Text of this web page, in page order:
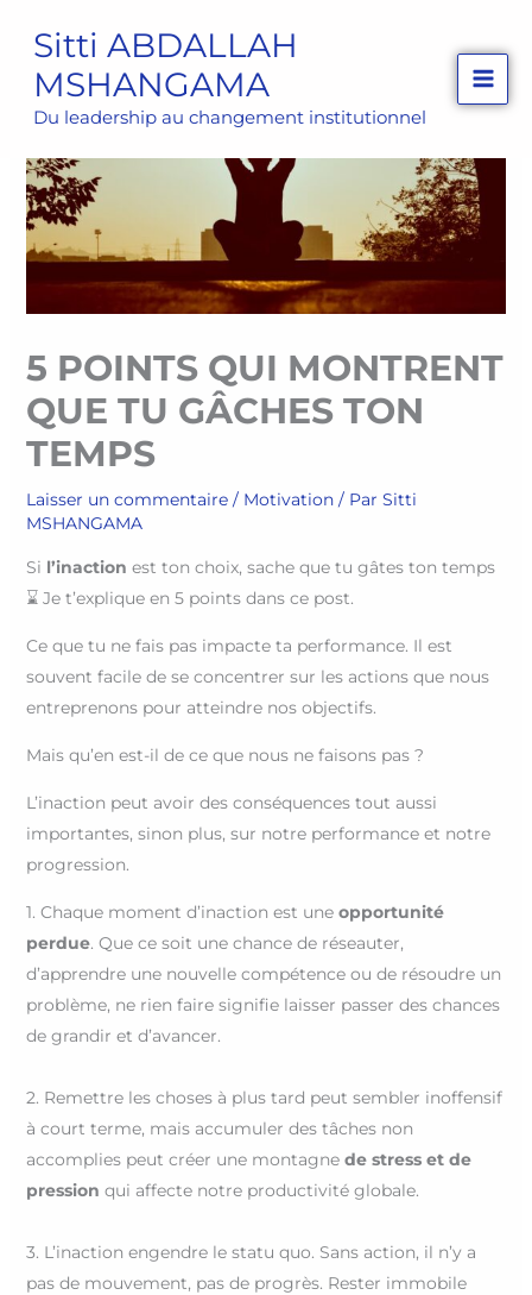
contenu
Sitti ABDALLAH
MSHANGAMA
Du leadership au changement institutionnel
5 POINTS QUI MONTRENT
QUE TU GÂCHES TON
TEMPS
Laisser un commentaire / Motivation/ Par Sitti
MSHANGAMA
Si l’inaction est ton choix, sache que tu gâtes ton temps
⌛️ Je t’explique en 5 points dans ce post.
Ce que tu ne fais pas impacte ta performance. Il est
souvent facile de se concentrer sur les actions que nous
entreprenons pour atteindre nos objectifs.
Mais qu’en est-il de ce que nous ne faisons pas ?
L’inaction peut avoir des conséquences tout aussi
importantes, sinon plus, sur notre performance et notre
progression.
1. Chaque moment d’inaction est une opportunité
perdue. Que ce soit une chance de réseauter,
d’apprendre une nouvelle compétence ou de résoudre un
problème, ne rien faire signifie laisser passer des chances
de grandir et d’avancer.
2. Remettre les choses à plus tard peut sembler inoffensif
à court terme, mais accumuler des tâches non
accomplies peut créer une montagne de stress et de
pression qui affecte notre productivité globale.
3. L’inaction engendre le statu quo. Sans action, il n’y a
pas de mouvement, pas de progrès. Rester immobile